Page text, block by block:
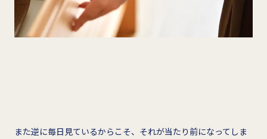
また逆に毎日見ているからこそ、それが当たり前になってしま